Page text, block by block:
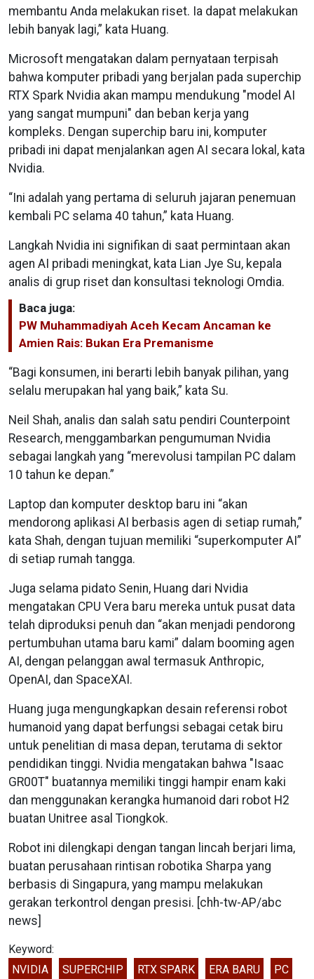
membantu Anda melakukan riset. Ia dapat melakukan
lebih banyak lagi,” kata Huang.
Microsoft mengatakan dalam pernyataan terpisah
bahwa komputer pribadi yang berjalan pada superchip
RTX Spark Nvidia akan mampu mendukung "model AI
yang sangat mumpuni" dan beban kerja yang
kompleks. Dengan superchip baru ini, komputer
pribadi ini dapat menjalankan agen AI secara lokal, kata
Nvidia.
“Ini adalah yang pertama di seluruh jajaran penemuan
kembali PC selama 40 tahun,” kata Huang.
Langkah Nvidia ini signifikan di saat permintaan akan
agen AI pribadi meningkat, kata Lian Jye Su, kepala
analis di grup riset dan konsultasi teknologi Omdia.
Baca juga:
PW Muhammadiyah Aceh Kecam Ancaman ke
Amien Rais: Bukan Era Premanisme
“Bagi konsumen, ini berarti lebih banyak pilihan, yang
selalu merupakan hal yang baik,” kata Su.
Neil Shah, analis dan salah satu pendiri Counterpoint
Research, menggambarkan pengumuman Nvidia
sebagai langkah yang “merevolusi tampilan PC dalam
10 tahun ke depan.”
Laptop dan komputer desktop baru ini “akan
mendorong aplikasi AI berbasis agen di setiap rumah,”
kata Shah, dengan tujuan memiliki “superkomputer AI”
di setiap rumah tangga.
Juga selama pidato Senin, Huang dari Nvidia
mengatakan CPU Vera baru mereka untuk pusat data
telah diproduksi penuh dan “akan menjadi pendorong
pertumbuhan utama baru kami” dalam booming agen
AI, dengan pelanggan awal termasuk Anthropic,
OpenAI, dan SpaceXAI.
Huang juga mengungkapkan desain referensi robot
humanoid yang dapat berfungsi sebagai cetak biru
untuk penelitian di masa depan, terutama di sektor
pendidikan tinggi. Nvidia mengatakan bahwa "Isaac
GR00T" buatannya memiliki tinggi hampir enam kaki
dan menggunakan kerangka humanoid dari robot H2
buatan Unitree asal Tiongkok.
Robot ini dilengkapi dengan tangan lincah berjari lima,
buatan perusahaan rintisan robotika Sharpa yang
berbasis di Singapura, yang mampu melakukan
gerakan terkontrol dengan presisi. [chh-tw-AP/abc
news]
Keyword:
NVIDIA
SUPERCHIP RTX SPARK ERA BARU PC